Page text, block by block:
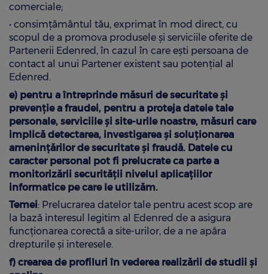
comerciale;
• consimțământul tău, exprimat în mod direct, cu
scopul de a promova produsele și serviciile oferite de
Partenerii Edenred, în cazul în care ești persoana de
contact al unui Partener existent sau potențial al
Edenred.
e) pentru a întreprinde măsuri de securitate și
prevenție a fraudei, pentru a proteja datele tale
personale, serviciile și site-urile noastre, măsuri care
implică detectarea, investigarea și soluționarea
amenințărilor de securitate și fraudă. Datele cu
caracter personal pot fi prelucrate ca parte a
monitorizării securității nivelul aplicațiilor
informatice pe care le utilizăm.
Temei: Prelucrarea datelor tale pentru acest scop are
la bază interesul legitim al Edenred de a asigura
funcționarea corectă a site-urilor, de a ne apăra
drepturile și interesele.
f) crearea de profiluri în vederea realizării de studii și